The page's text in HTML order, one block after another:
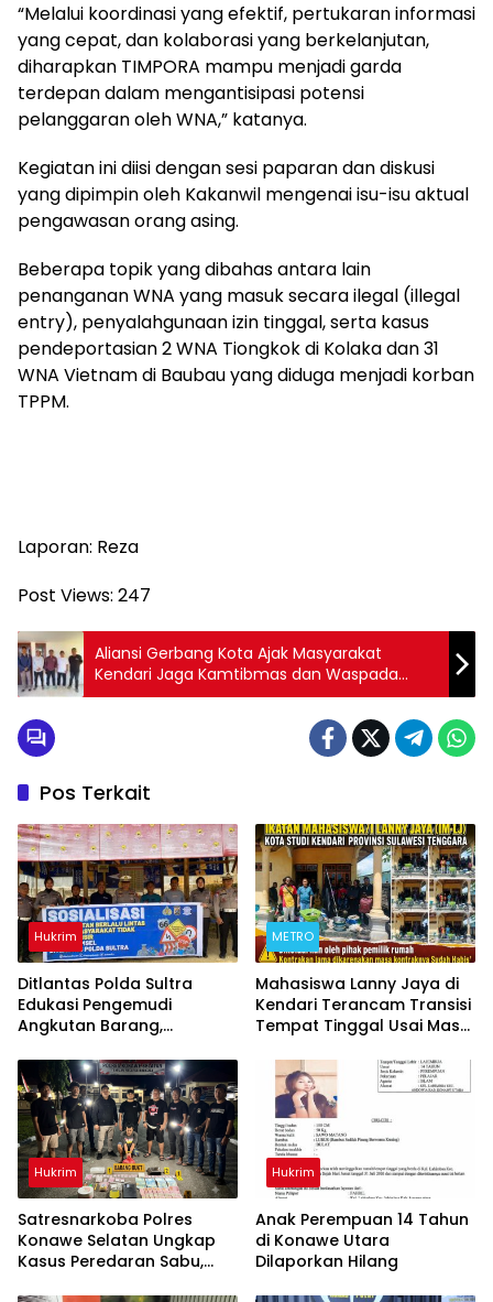
“Melalui koordinasi yang efektif, pertukaran informasi
yang cepat, dan kolaborasi yang berkelanjutan,
diharapkan TIMPORA mampu menjadi garda
terdepan dalam mengantisipasi potensi
pelanggaran oleh WNA,” katanya.
Kegiatan ini diisi dengan sesi paparan dan diskusi
yang dipimpin oleh Kakanwil mengenai isu-isu aktual
pengawasan orang asing.
Beberapa topik yang dibahas antara lain
penanganan WNA yang masuk secara ilegal (illegal
entry), penyalahgunaan izin tinggal, serta kasus
pendeportasian 2 WNA Tiongkok di Kolaka dan 31
WNA Vietnam di Baubau yang diduga menjadi korban
TPPM.
Laporan: Reza
Post Views: 247
Aliansi Gerbang Kota Ajak Masyarakat
Kendari Jaga Kamtibmas dan Waspada
Hoaks
Pos Terkait
Hukrim
Ditlantas Polda Sultra
Edukasi Pengemudi
Angkutan Barang,
Kendaraan Demi
Keselamatan Berlalu Lintas
METRO
Mahasiswa Lanny Jaya di
Kendari Terancam Transisi
Tempat Tinggal Usai Masa
Hukrim
Satresnarkoba Polres
Konawe Selatan Ungkap
Kasus Peredaran Sabu,
Hukrim
Anak Perempuan 14 Tahun
di Konawe Utara
Dilaporkan Hilang